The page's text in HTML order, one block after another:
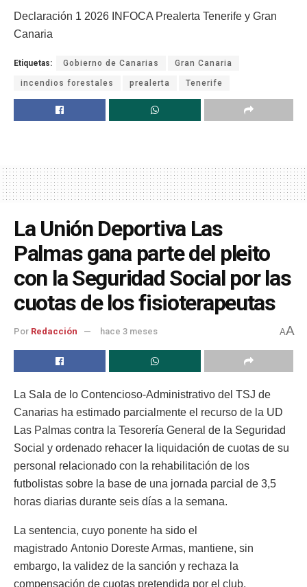
Declaración 1 2026 INFOCA Prealerta Tenerife y Gran
Canaria
Etiquetas: Gobierno de Canarias Gran Canaria
incendios forestales prealerta Tenerife
La Unión Deportiva Las
Palmas gana parte del pleito
con la Seguridad Social por las
cuotas de los fisioterapeutas
Por Redacción hace 3 meses AA
La Sala de lo Contencioso-Administrativo del TSJ de
Canarias ha estimado parcialmente el recurso de la UD
Las Palmas contra la Tesorería General de la Seguridad
Social y ordenado rehacer la liquidación de cuotas de su
personal relacionado con la rehabilitación de los
futbolistas sobre la base de una jornada parcial de 3,5
horas diarias durante seis días a la semana.
La sentencia, cuyo ponente ha sido el
magistrado Antonio Doreste Armas, mantiene, sin
embargo, la validez de la sanción y rechaza la
compensación de cuotas pretendida por el club.